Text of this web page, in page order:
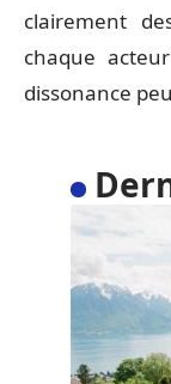
clairement
chaque
dissonance